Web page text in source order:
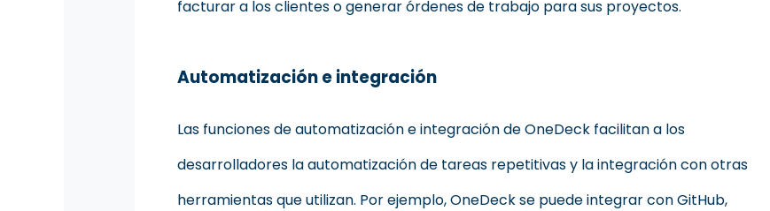
facturar a los clientes o generar órdenes de trabajo para sus proyectos.
Automatización e integración
Las funciones de automatización e integración de OneDeck facilitan a los
desarrolladores la automatización de tareas repetitivas y la integración con otras
herramientas que utilizan. Por ejemplo, OneDeck se puede integrar con GitHub,